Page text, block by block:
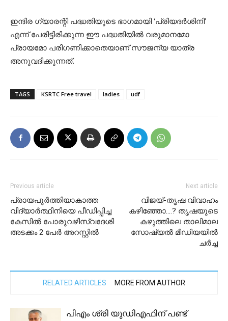
ഇന്ദിര ഗ്യാരന്റി പദ്ധതിയുടെ ഭാഗമായി ‘പ്രിയദർശിനി’
എന്ന് പേരിട്ടിരിക്കുന്ന ഈ പദ്ധതിയിൽ വരുമാനമോ
പ്രായമോ പരിഗണിക്കാതെയാണ് സൗജന്യ യാത്ര
അനുവദിക്കുന്നത്.
TAGS KSRTC Free travel ladies udf
Previous article
പ്രായപൂർത്തിയാകാത്ത
വിദ്യാർത്ഥിനിയെ പീഡിപ്പിച്ച
കേസിൽ പോരുവഴിസ്വദേശി
അടക്കം 2 പേർ അറസ്റ്റിൽ
Next article
വിജയ്-തൃഷ വിവാഹം
കഴിഞ്ഞോ….? തൃഷയുടെ
കഴുത്തിലെ താലിമാല
സോഷ്യല്‍ മീഡിയയില്‍
ചര്‍ച്ച
RELATED ARTICLES MORE FROM AUTHOR
പിഎം ശ്രി യുഡിഎഫിന് പണ്ട്